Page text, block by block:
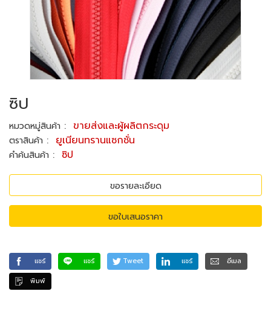
ซิป
หมวดหมู่สินค้า : ขายส่งและผู้ผลิตกระดุม
ตราสินค้า : ยูเนียนทรานแซกชั่น
คำค้นสินค้า : ซิป
ขอรายละเอียด
ขอใบเสนอราคา
แชร์ แชร์ Tweet แชร์
อีเมล
พิมพ์